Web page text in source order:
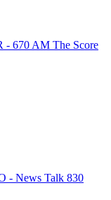
- 670 AM The Score
- News Talk 830